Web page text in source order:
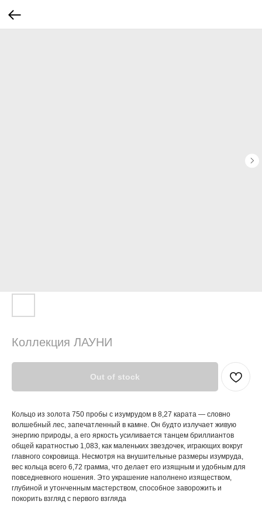
Коллекция ЛАУНИ
Out of stock
Кольцо из золота 750 пробы с изумрудом в 8,27 карата — словно
волшебный лес, запечатленный в камне. Он будто излучает живую
энергию природы, а его яркость усиливается танцем бриллиантов
общей каратностью 1,083, как маленьких звездочек, играющих вокруг
главного сокровища. Несмотря на внушительные размеры изумруда,
вес кольца всего 6,72 грамма, что делает его изящным и удобным для
повседневного ношения. Это украшение наполнено изяществом,
глубиной и утонченным мастерством, способное заворожить и
покорить взгляд с первого взгляда